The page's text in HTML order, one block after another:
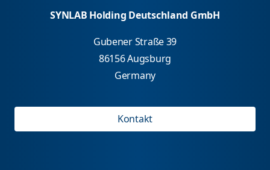
SYNLAB Holding Deutschland GmbH
Gubener Straße 39
86156 Augsburg
Germany
Kontakt